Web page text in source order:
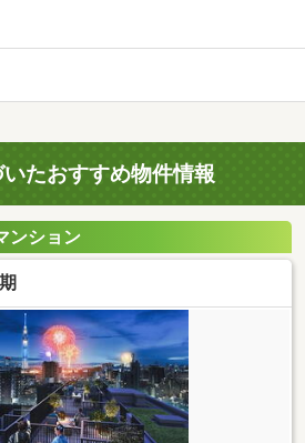
たおすすめ物件情報
ンション